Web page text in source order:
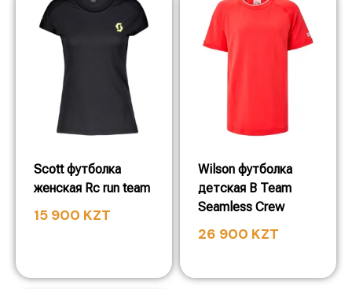
Scott футболка
женская Rc run team
15 900 KZT
Wilson футболка
детская B Team
Seamless Crew
26 900 KZT